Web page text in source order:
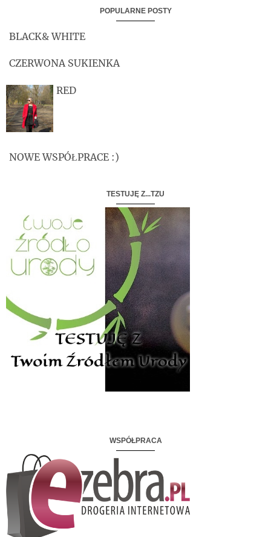
POPULARNE POSTY
BLACK& WHITE
CZERWONA SUKIENKA
RED
NOWE WSPÓŁPRACE :)
TESTUJĘ Z...TZU
WSPÓŁPRACA